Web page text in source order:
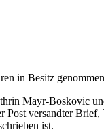
in Besitz
Mayr-Boskovic
versandter
ist.